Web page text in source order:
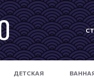
ДЕТСКАЯ